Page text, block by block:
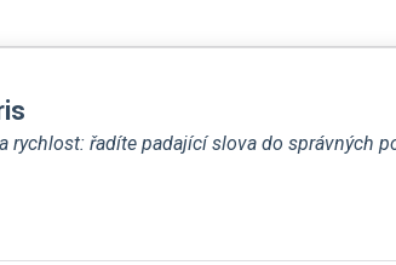
rychlost: řadíte padající slova do správných